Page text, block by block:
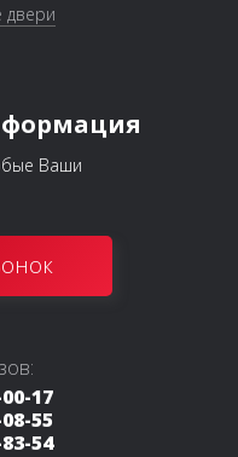
двери
Ваши
17
55
54